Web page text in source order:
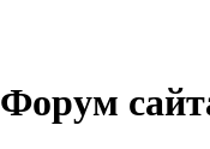
Форум